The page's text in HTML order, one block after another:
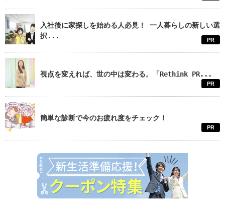
入社後に家探しを始める人必見！ 一人暮らしの新しい選
択...
PR
視点を変えれば、世の中は変わる。「Rethink PR...
PR
簡単な診断で今のお疲れ度をチェック！
PR